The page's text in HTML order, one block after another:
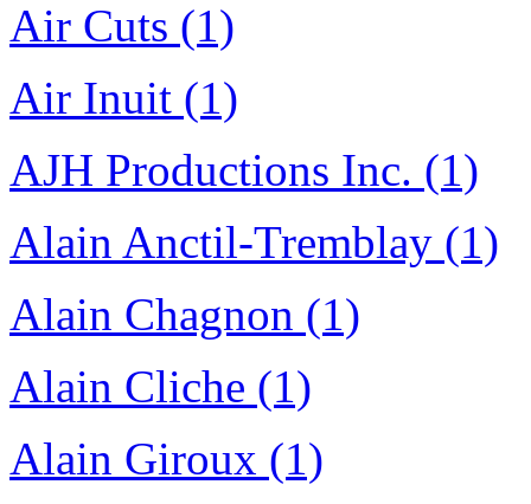
Air Cuts (1)
Air Inuit (1)
AJH Productions Inc. (1)
Alain Anctil-Tremblay (1)
Alain Chagnon (1)
Alain Cliche (1)
Alain Giroux (1)